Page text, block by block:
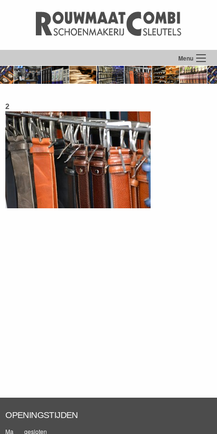
Menu
2
OPENINGSTIJDEN
Ma gesloten